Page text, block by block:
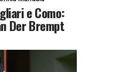
e Como:
Der Brempt